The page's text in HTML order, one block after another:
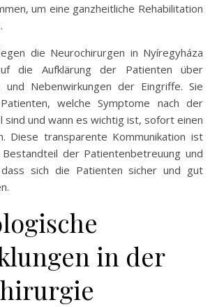
um eine ganzheitliche Rehabilitation
die Neurochirurgen in Nyíregyháza
die Aufklärung der Patienten über
und Nebenwirkungen der Eingriffe. Sie
welche Symptome nach der
sind und wann es wichtig ist, sofort einen
Diese transparente Kommunikation ist
der Patientenbetreuung und
sich die Patienten sicher und gut
in der